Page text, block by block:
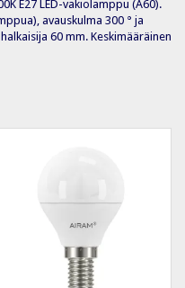
E27 LED-vakiolamppu (A60).
avauskulma 300 ° ja
60 mm. Keskimääräinen